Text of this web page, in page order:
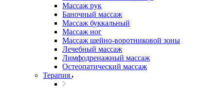
Массаж рук
Баночный массаж
Массаж буккальный
Массаж ног
Массаж шейно-воротниковой зоны
Лечебный массаж
Лимфодренажный массаж
Остеопатический массаж
Терапия